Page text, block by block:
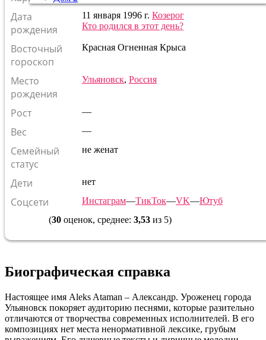
Дата
рождения
11 января 1996 г. Козерог
Кто родился в этот день?
Восточный
гороскоп
Красная Огненная Крыса
Место
рождения
Ульяновск, Россия
Рост —
Вес —
Семейный
статус
не женат
Дети нет
Соцсети Инстаграм—ТикТок—VK—Ютуб
(30 оценок, среднее: 3,53 из 5)
Биографическая справка
Настоящее имя Aleks Ataman – Александр. Уроженец города
Ульяновск покоряет аудиторию песнями, которые разительно
отличаются от творчества современных исполнителей. В его
композициях нет места ненормативной лексике, грубым